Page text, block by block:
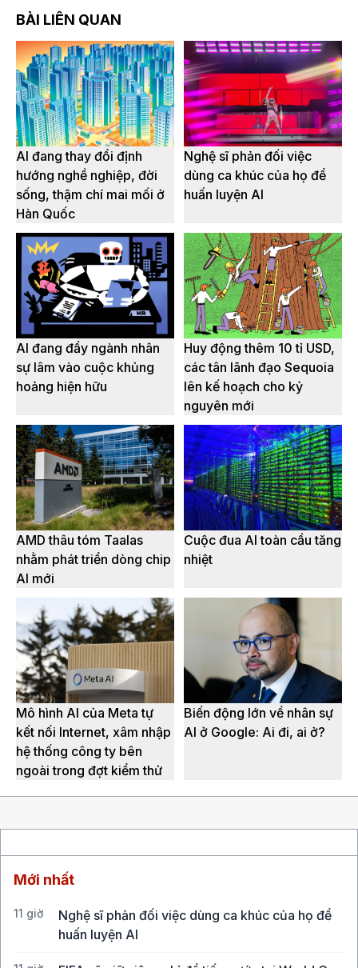
BÀI LIÊN QUAN
AI đang thay đổi định
hướng nghề nghiệp, đời
sống, thậm chí mai mối ở
Hàn Quốc
Nghệ sĩ phản đối việc
dùng ca khúc của họ để
huấn luyện AI
AI đang đẩy ngành nhân
sự lâm vào cuộc khủng
hoảng hiện hữu
Huy động thêm 10 tỉ USD,
các tân lãnh đạo Sequoia
lên kế hoạch cho kỷ
nguyên mới
AMD thâu tóm Taalas
nhằm phát triển dòng chip
AI mới
Cuộc đua AI toàn cầu tăng
nhiệt
Mô hình AI của Meta tự
kết nối Internet, xâm nhập
hệ thống công ty bên
ngoài trong đợt kiểm thử
Biến động lớn về nhân sự
AI ở Google: Ai đi, ai ở?
Mới nhất
11 giờ
Nghệ sĩ phản đối việc dùng ca khúc của họ để
huấn luyện AI